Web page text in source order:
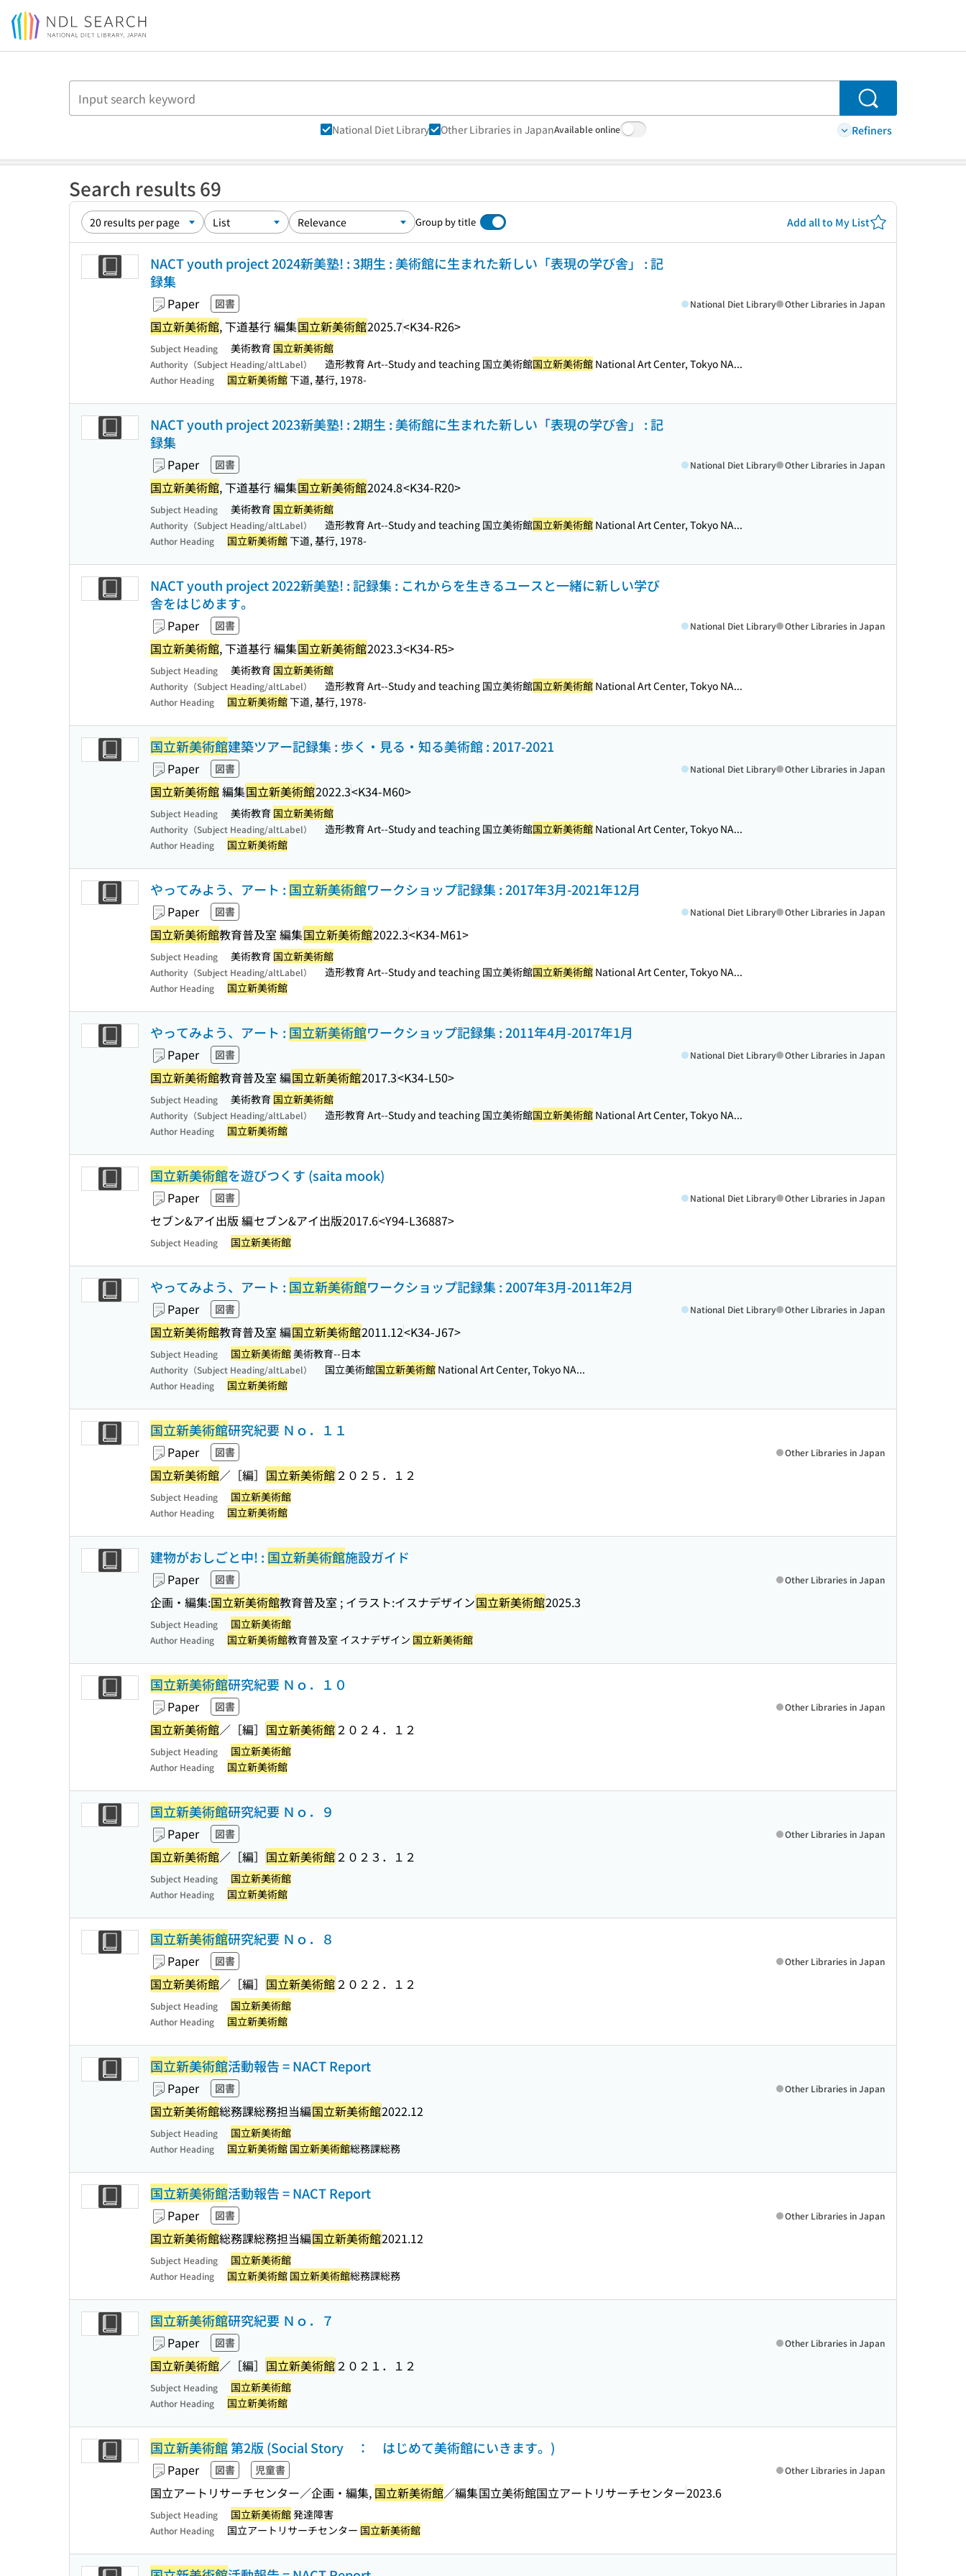
Jump to main content
Search
National Diet Library Other Libraries in JapanAvailable online Refiners
Search results 69
Group by title Add all to My List
NACT youth project 2024新美塾! : 3期生 : 美術館に生まれた新しい「表現の学び舎」 : 記
録集
Paper 図書
国立新美術館, 下道基行 編集国立新美術館2025.7<K34-R26>
National Diet Library Other Libraries in Japan
Subject Heading 美術教育 国立新美術館
Authority（Subject Heading/altLabel） 造形教育 Art--Study and teaching 国立美術館国立新美術館 National Art Center, Tokyo NA...
Author Heading 国立新美術館下道, 基行, 1978-
NACT youth project 2023新美塾! : 2期生 : 美術館に生まれた新しい「表現の学び舎」 : 記
録集
Paper 図書
国立新美術館, 下道基行 編集国立新美術館2024.8<K34-R20>
National Diet Library Other Libraries in Japan
Subject Heading 美術教育 国立新美術館
Authority（Subject Heading/altLabel） 造形教育 Art--Study and teaching 国立美術館国立新美術館 National Art Center, Tokyo NA...
Author Heading 国立新美術館下道, 基行, 1978-
NACT youth project 2022新美塾! : 記録集 : これからを生きるユースと一緒に新しい学び
舎をはじめます。
Paper 図書
国立新美術館, 下道基行 編集国立新美術館2023.3<K34-R5>
National Diet Library Other Libraries in Japan
Subject Heading 美術教育 国立新美術館
Authority（Subject Heading/altLabel） 造形教育 Art--Study and teaching 国立美術館国立新美術館 National Art Center, Tokyo NA...
Author Heading 国立新美術館下道, 基行, 1978-
国立新美術館建築ツアー記録集 : 歩く・見る・知る美術館 : 2017-2021
Paper 図書
国立新美術館編集国立新美術館2022.3<K34-M60>
National Diet Library Other Libraries in Japan
Subject Heading 美術教育 国立新美術館
Authority（Subject Heading/altLabel） 造形教育 Art--Study and teaching 国立美術館国立新美術館 National Art Center, Tokyo NA...
Author Heading 国立新美術館
やってみよう、アート : 国立新美術館ワークショップ記録集 : 2017年3月-2021年12月
Paper 図書
国立新美術館教育普及室 編集国立新美術館2022.3<K34-M61>
National Diet Library Other Libraries in Japan
Subject Heading 美術教育 国立新美術館
Authority（Subject Heading/altLabel） 造形教育 Art--Study and teaching 国立美術館国立新美術館 National Art Center, Tokyo NA...
Author Heading 国立新美術館
やってみよう、アート : 国立新美術館ワークショップ記録集 : 2011年4月-2017年1月
Paper 図書
国立新美術館教育普及室 編国立新美術館2017.3<K34-L50>
National Diet Library Other Libraries in Japan
Subject Heading 美術教育 国立新美術館
Authority（Subject Heading/altLabel） 造形教育 Art--Study and teaching 国立美術館国立新美術館 National Art Center, Tokyo NA...
Author Heading 国立新美術館
国立新美術館を遊びつくす (saita mook)
Paper 図書
セブン&アイ出版 編セブン&アイ出版2017.6<Y94-L36887>
National Diet Library Other Libraries in Japan
Subject Heading 国立新美術館
やってみよう、アート : 国立新美術館ワークショップ記録集 : 2007年3月-2011年2月
Paper 図書
国立新美術館教育普及室 編国立新美術館2011.12<K34-J67>
National Diet Library Other Libraries in Japan
Subject Heading 国立新美術館美術教育--日本
Authority（Subject Heading/altLabel） 国立美術館国立新美術館 National Art Center, Tokyo NA...
Author Heading 国立新美術館
国立新美術館研究紀要 Ｎｏ．１１
Paper 図書
国立新美術館／［編］ 国立新美術館 ２０２５．１２
Other Libraries in Japan
Subject Heading 国立新美術館
Author Heading 国立新美術館
建物がおしごと中! : 国立新美術館施設ガイド
Paper 図書
企画・編集:国立新美術館教育普及室 ; イラスト:イスナデザイン国立新美術館2025.3
Other Libraries in Japan
Subject Heading 国立新美術館
Author Heading 国立新美術館教育普及室 イスナデザイン 国立新美術館
国立新美術館研究紀要 Ｎｏ．１０
Paper 図書
国立新美術館／［編］ 国立新美術館 ２０２４．１２
Other Libraries in Japan
Subject Heading 国立新美術館
Author Heading 国立新美術館
国立新美術館研究紀要 Ｎｏ．９
Paper 図書
国立新美術館／［編］ 国立新美術館 ２０２３．１２
Other Libraries in Japan
Subject Heading 国立新美術館
Author Heading 国立新美術館
国立新美術館研究紀要 Ｎｏ．８
Paper 図書
国立新美術館／［編］ 国立新美術館 ２０２２．１２
Other Libraries in Japan
Subject Heading 国立新美術館
Author Heading 国立新美術館
国立新美術館活動報告 = NACT Report
Paper 図書
国立新美術館総務課総務担当編国立新美術館2022.12
Other Libraries in Japan
Subject Heading 国立新美術館
Author Heading 国立新美術館 国立新美術館総務課総務
国立新美術館活動報告 = NACT Report
Paper 図書
国立新美術館総務課総務担当編国立新美術館2021.12
Other Libraries in Japan
Subject Heading 国立新美術館
Author Heading 国立新美術館 国立新美術館総務課総務
国立新美術館研究紀要 Ｎｏ．７
Paper 図書
国立新美術館／［編］ 国立新美術館 ２０２１．１２
Other Libraries in Japan
Subject Heading 国立新美術館
Author Heading 国立新美術館
国立新美術館第2版 (Social Story ： はじめて美術館にいきます。)
Paper 図書 児童書
国立アートリサーチセンター／企画・編集, 国立新美術館／編集国立美術館国立アートリサーチセンター2023.6
Other Libraries in Japan
Subject Heading 国立新美術館発達障害
Author Heading 国立アートリサーチセンター 国立新美術館